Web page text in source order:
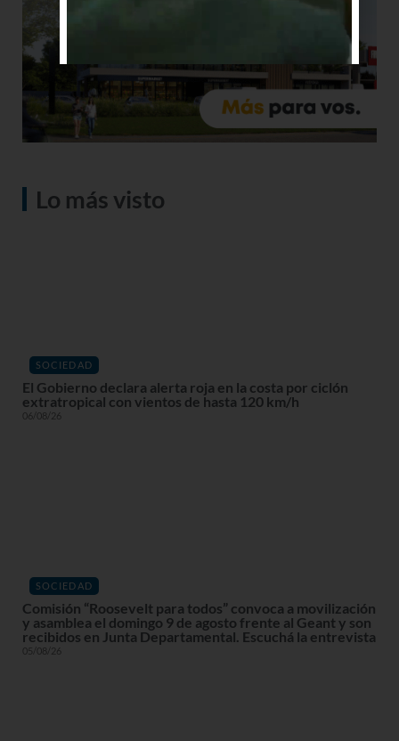
Lo más visto
SOCIEDAD
El Gobierno declara alerta roja en la costa por ciclón
extratropical con vientos de hasta 120 km/h
06/08/26
SOCIEDAD
Comisión “Roosevelt para todos” convoca a movilización
y asamblea el domingo 9 de agosto frente al Geant y son
recibidos en Junta Departamental. Escuchá la entrevista
05/08/26